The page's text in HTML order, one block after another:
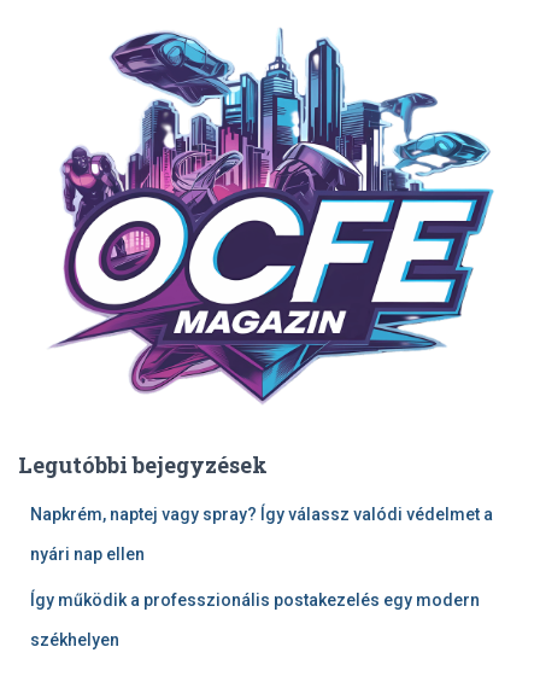
Legutóbbi bejegyzések
Napkrém, naptej vagy spray? Így válassz valódi védelmet a
nyári nap ellen
Így működik a professzionális postakezelés egy modern
székhelyen